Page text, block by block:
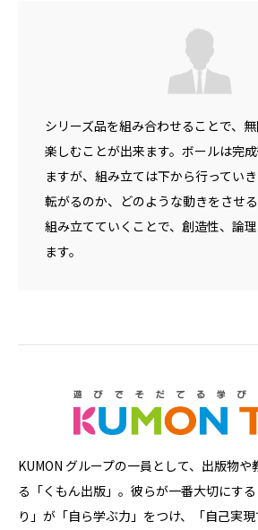
シリーズ品を組み合わせることで、
楽しむことが出来ます。ボールは完
ますが、組み立ては下から行ってい
転がるのか、どのような動きをさせ
組み立てていくことで、創造性、論
ます。
KUMON グループの一員として、出版物
る「くもん出版」。彼らが一番大切にす
り」が「自ら学ぶ力」をつけ、「自己実